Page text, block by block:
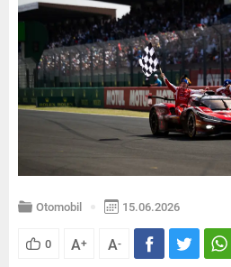
Otomobil 15.06.2026
0 A+ A-